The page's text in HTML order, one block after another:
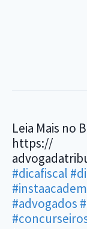
Leia Mais no
https://
#dicafiscal
#advogados